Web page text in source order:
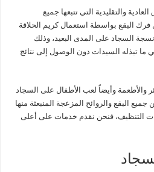
والتقليدية التي تتبعها جميع
البقع بواسطة استعمال كريم الحلاقة
السجاد على المدى البعيد، وذلك
ما تبذله السيدات دون الوصول إلى نتائج
والأطعمة وأيضاً لعب الأطفال على السجاد
البقع والروائح المزعجة المنبعثة منها
التنظيف، فنحن نقدم خدمات على أعلى